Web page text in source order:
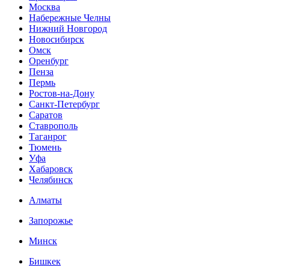
Москва
Набережные Челны
Нижний Новгород
Новосибирск
Омск
Оренбург
Пенза
Пермь
Ростов-на-Дону
Санкт-Петербург
Саратов
Ставрополь
Таганрог
Тюмень
Уфа
Хабаровск
Челябинск
Алматы
Запорожье
Минск
Бишкек